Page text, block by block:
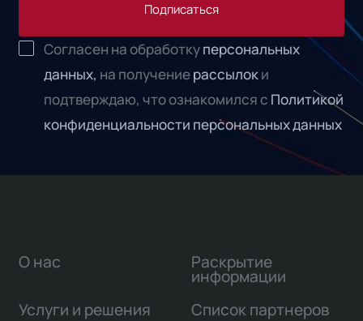
Подписаться
Согласен на обработкуперсональных
данных, на получениерассылоки
подтверждаю, что ознакомился с Политикой
конфиденциальности персональных данных
О нас
Услуги и решения
Раскрытие
информации
Список партнеров